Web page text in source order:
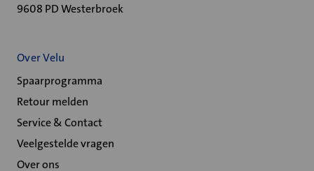
9608 PD Westerbroek
Over Velu
Spaarprogramma
Retour melden
Service & Contact
Veelgestelde vragen
Over ons